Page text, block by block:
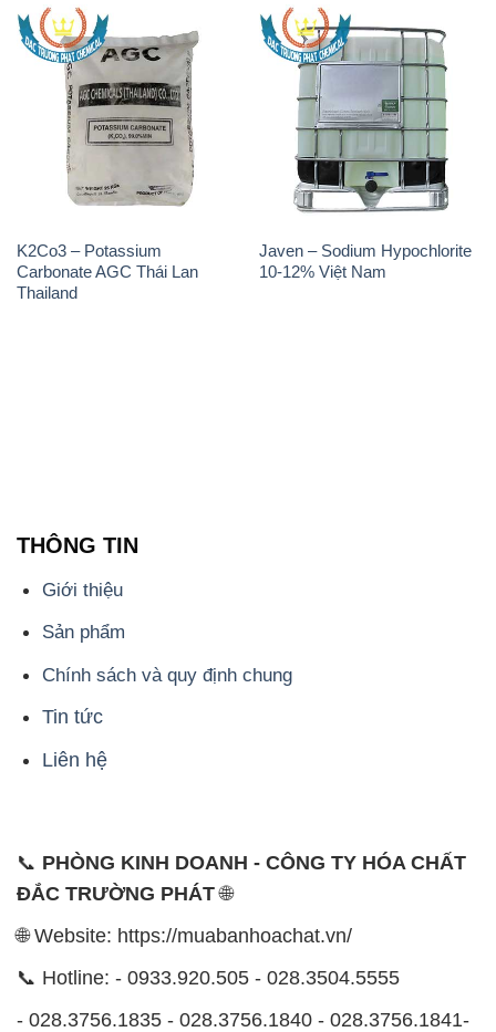
K2Co3 – Potassium
Carbonate AGC Thái Lan
Thailand
Javen – Sodium Hypochlorite
10-12% Việt Nam
THÔNG TIN
Giới thiệu
Sản phẩm
Chính sách và quy định chung
Tin tức
Liên hệ
📞 PHÒNG KINH DOANH - CÔNG TY HÓA CHẤT
ĐẮC TRƯỜNG PHÁT🌐
🌐 Website: https://muabanhoachat.vn/
📞 Hotline: - 0933.920.505 - 028.3504.5555
- 028.3756.1835 - 028.3756.1840 - 028.3756.1841-